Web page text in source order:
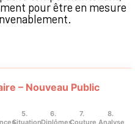
pour être en mesure
– Nouveau Public
5.
Situation
6.
Diplômes
7.
Couture
8.
Analyse